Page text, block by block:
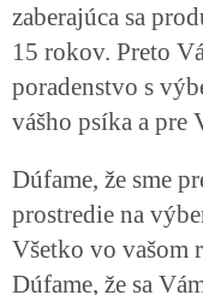
zaberajúca sa
15 rokov. Preto
poradenstvo s
vášho psíka a pre
Dúfame, že sme
prostredie na
Všetko vo vašom
Dúfame, že sa